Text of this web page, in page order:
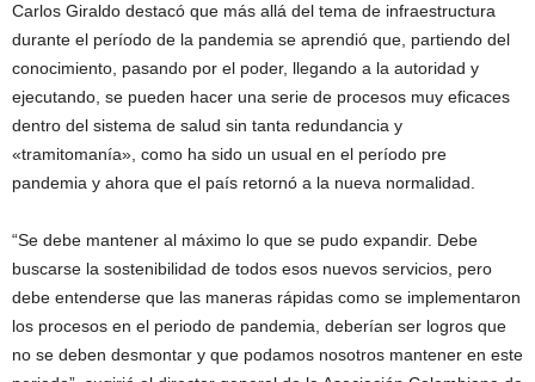
Carlos Giraldo destacó que más allá del tema de infraestructura
durante el período de la pandemia se aprendió que, partiendo del
conocimiento, pasando por el poder, llegando a la autoridad y
ejecutando, se pueden hacer una serie de procesos muy eficaces
dentro del sistema de salud sin tanta redundancia y
«tramitomanía», como ha sido un usual en el período pre
pandemia y ahora que el país retornó a la nueva normalidad.
“Se debe mantener al máximo lo que se pudo expandir. Debe
buscarse la sostenibilidad de todos esos nuevos servicios, pero
debe entenderse que las maneras rápidas como se implementaron
los procesos en el periodo de pandemia, deberían ser logros que
no se deben desmontar y que podamos nosotros mantener en este